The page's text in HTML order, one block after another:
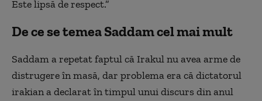
Este lipsă de respect.”
De ce se temea Saddam cel mai mult
Saddam a repetat faptul că Irakul nu avea arme de
distrugere în masă, dar problema era că dictatorul
irakian a declarat în timpul unui discurs din anul